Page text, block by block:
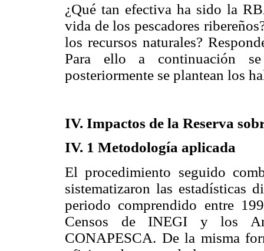
¿Qué tan efectiva ha sido la
vida de los pescadores
los recursos naturales?
Para ello a continuación
posteriormente se plantean los
IV. Impactos de la Reserva
IV. 1 Metodología aplicada
El procedimiento seguido
sistematizaron las estadísticas
periodo comprendido entre
Censos de INEGI y los
CONAPESCA. De la misma